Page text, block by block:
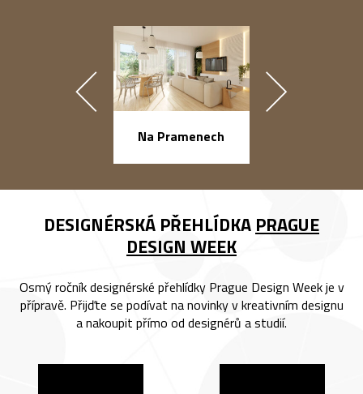
Na Pramenech
DESIGNÉRSKÁ PŘEHLÍDKA PRAGUE
DESIGN WEEK
Osmý ročník designérské přehlídky Prague Design Week je v
přípravě. Přijďte se podívat na novinky v kreativním designu
a nakoupit přímo od designérů a studií.